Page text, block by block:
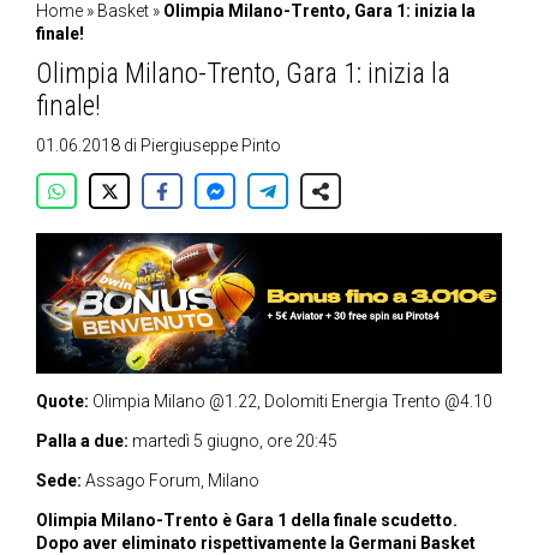
Home » Basket » Olimpia Milano-Trento, Gara 1: inizia la
finale!
Olimpia Milano-Trento, Gara 1: inizia la
finale!
01.06.2018 di Piergiuseppe Pinto
Quote: Olimpia Milano @1.22, Dolomiti Energia Trento @4.10
Palla a due: martedì 5 giugno, ore 20:45
Sede: Assago Forum, Milano
Olimpia Milano-Trento è Gara 1 della finale scudetto.
Dopo aver eliminato rispettivamente la Germani Basket